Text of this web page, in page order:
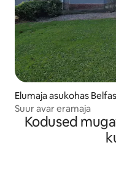
Elumaja asukohas
Suur avar eramaja
Kodused